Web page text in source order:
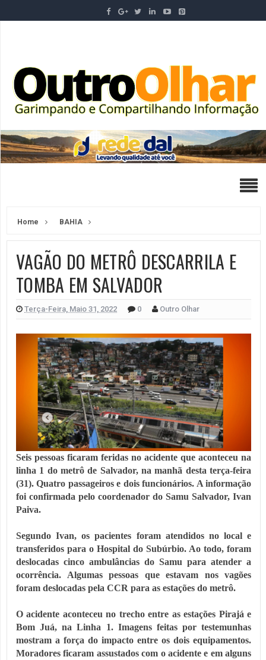
Home BAHIA
VAGÃO DO METRÔ DESCARRILA E
TOMBA EM SALVADOR
Terça-Feira, Maio 31, 2022 0 Outro Olhar
Seis pessoas ficaram feridas no acidente que aconteceu na
linha 1 do metrô de Salvador, na manhã desta terça-feira
(31). Quatro passageiros e dois funcionários. A informação
foi confirmada pelo coordenador do Samu Salvador, Ivan
Paiva.
Segundo Ivan, os pacientes foram atendidos no local e
transferidos para o Hospital do Subúrbio. Ao todo, foram
deslocadas cinco ambulâncias do Samu para atender a
ocorrência. Algumas pessoas que estavam nos vagões
foram deslocadas pela CCR para as estações do metrô.
O acidente aconteceu no trecho entre as estações Pirajá e
Bom Juá, na Linha 1. Imagens feitas por testemunhas
mostram a força do impacto entre os dois equipamentos.
Moradores ficaram assustados com o acidente e em alguns